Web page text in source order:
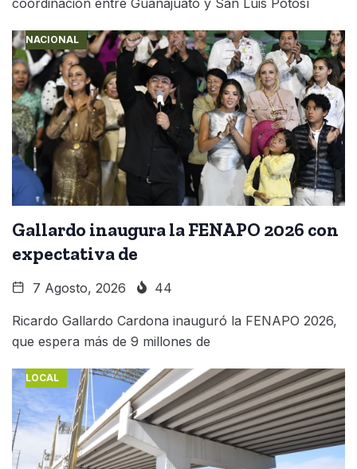
NACIONAL
Gallardo inaugura la FENAPO 2026 con
expectativa de
7 Agosto, 2026 44
Ricardo Gallardo Cardona inauguró la FENAPO 2026,
que espera más de 9 millones de
LOCAL